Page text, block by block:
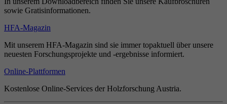
sowie Gratisinformationen.
HFA-Magazin
Mit unserem HFA-Magazin sind sie immer topaktuell über unsere
neuesten Forschungsprojekte und -ergebnisse informiert.
Online-Plattformen
Kostenlose Online-Services der Holzforschung Austria.